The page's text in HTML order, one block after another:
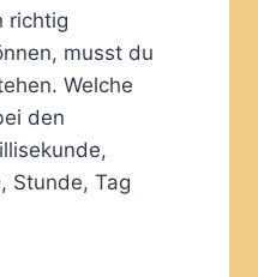
richtig
musst du
Welche
den
Stunde, Tag